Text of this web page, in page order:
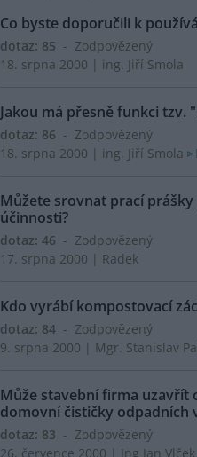
Co byste doporučili k
dotaz: 85 - Zodpovězený
18. srpna 2000 | ing. Jiří Smola
Jakou má přesně funkci tzv.
dotaz: 86 - Zodpovězený
18. srpna 2000 | ing. Jiří Smola
Můžete srovnat prací
účinnosti?
dotaz: 46 - Zodpovězený
17. srpna 2000 | Radek
Kdo vyrábí kompostovací
dotaz: 84 - Zodpovězený
9. srpna 2000 | Mgr. Stanislav
Může stavební firma uzavřít
domovní čističky odpadních
dotaz: 83 - Zodpovězený
26. července 2000 | Ing Jan Vlček